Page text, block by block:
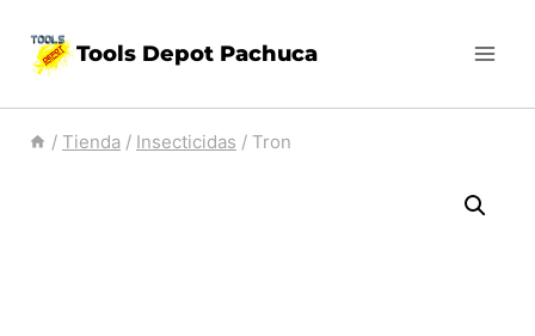
Tools Depot Pachuca
/ Tienda / Insecticidas / Tron